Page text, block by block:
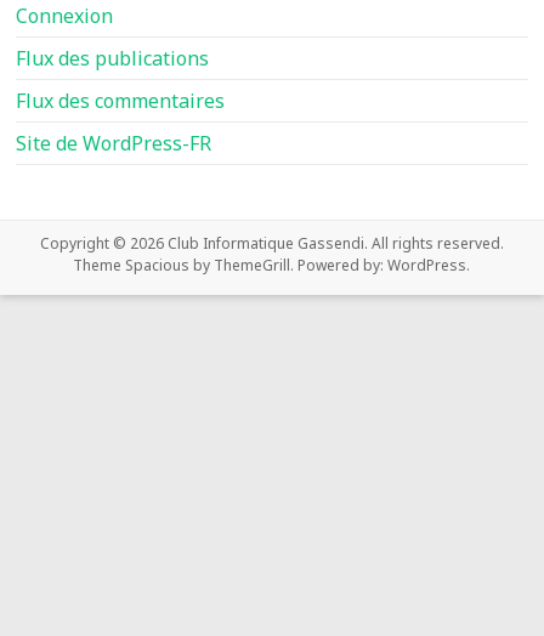
Connexion
Flux des publications
Flux des commentaires
Site de WordPress-FR
Copyright © 2026 Club Informatique Gassendi. All rights reserved.
Theme Spacious by ThemeGrill. Powered by:WordPress.